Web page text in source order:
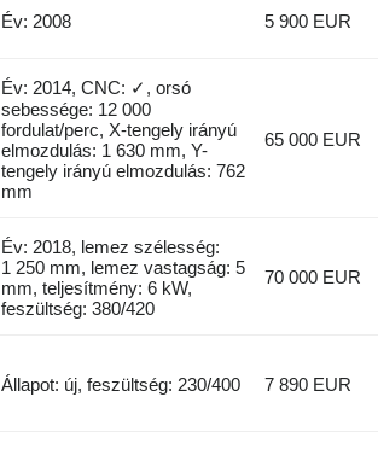
Év: 2008 5 900 EUR
Év: 2014, CNC: ✓, orsó
sebessége: 12 000
fordulat/perc, X-tengely irányú
elmozdulás: 1 630 mm, Y-
tengely irányú elmozdulás: 762
mm
65 000 EUR
Év: 2018, lemez szélesség:
1 250 mm, lemez vastagság: 5
mm, teljesítmény: 6 kW,
feszültség: 380/420
70 000 EUR
Állapot: új, feszültség: 230/400 7 890 EUR